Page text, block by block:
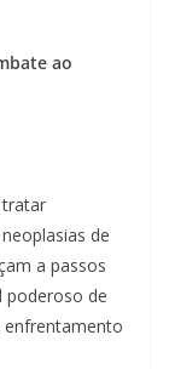
ao
de
a passos
poderoso de
enfrentamento